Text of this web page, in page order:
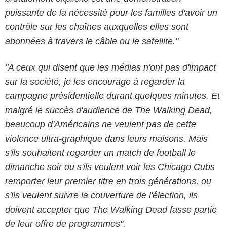
puissante de la nécessité pour les familles d'avoir un
contrôle sur les chaînes auxquelles elles sont
abonnées à travers le câble ou le satellite."
"A ceux qui disent que les médias n'ont pas d'impact
sur la société, je les encourage à regarder la
campagne présidentielle durant quelques minutes. Et
malgré le succès d'audience de The Walking Dead,
beaucoup d'Américains ne veulent pas de cette
violence ultra-graphique dans leurs maisons. Mais
s'ils souhaitent regarder un match de football le
dimanche soir ou s'ils veulent voir les Chicago Cubs
remporter leur premier titre en trois générations, ou
s'ils veulent suivre la couverture de l'élection, ils
doivent accepter que The Walking Dead fasse partie
de leur offre de programmes".